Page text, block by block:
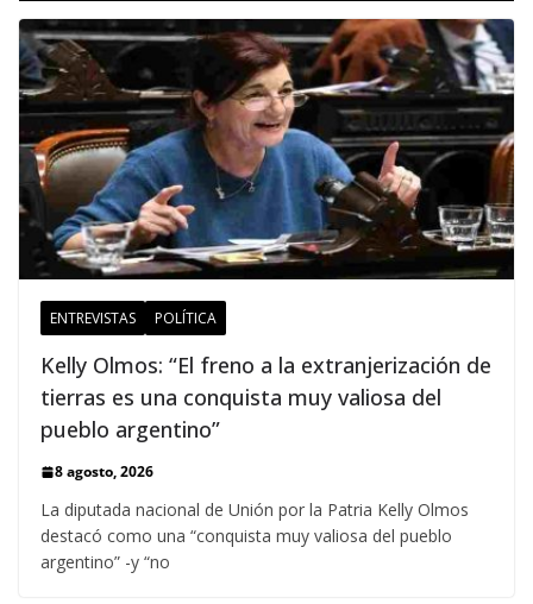
ENTREVISTAS POLÍTICA
Kelly Olmos: “El freno a la extranjerización de
tierras es una conquista muy valiosa del
pueblo argentino”
8 agosto, 2026
La diputada nacional de Unión por la Patria Kelly Olmos
destacó como una “conquista muy valiosa del pueblo
argentino” -y “no